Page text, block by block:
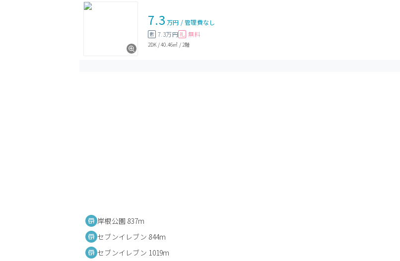
7.3 万円 /管理費なし
敷 7.3万円 礼 無料
2DK /40.46㎡ / 2階
岸根公園 837m
セブンイレブン 844m
セブンイレブン 1019m